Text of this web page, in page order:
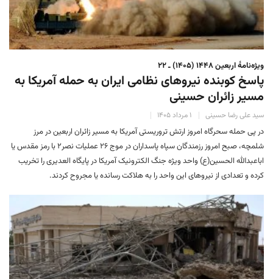
ویژه‌نامهٔ اربعین ۱۴۴۸ (۱۴۰۵) ـ ۲۲
پاسخ کوبنده نیروهای نظامی ایران به حمله آمریکا به
مسیر زائران حسینی
سید علی رضا حسینی ۱ مرداد ۱۴۰۵
در پی حمله سحرگاه امروز ارتش تروریستی آمریکا به مسیر زائران اربعین در مرز
شلمچه، صبح امروز رزمندگان سپاه پاسداران در موج ۲۶ عملیات نصر۲ با رمز مقدس یا
اباعبدالله الحسین(ع) واحد ویژه جنگ الکترونیک آمریکا در پایگاه العدیری را تخریب
کرده و تعدادی از نیروهای این واحد را به هلاکت رسانده یا مجروح کردند.